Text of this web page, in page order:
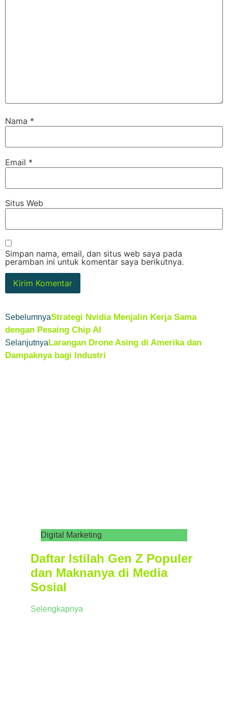
Nama *
Email *
Situs Web
Simpan nama, email, dan situs web saya pada
peramban ini untuk komentar saya berikutnya.
SebelumnyaStrategi Nvidia Menjalin Kerja Sama
dengan Pesaing Chip AI
SelanjutnyaLarangan Drone Asing di Amerika dan
Dampaknya bagi Industri
Digital Marketing
Daftar Istilah Gen Z Populer
dan Maknanya di Media
Sosial
Selengkapnya